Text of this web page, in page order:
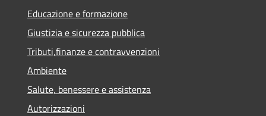
Educazione e formazione
Giustizia e sicurezza pubblica
Tributi,finanze e contravvenzioni
Ambiente
Salute, benessere e assistenza
Autorizzazioni